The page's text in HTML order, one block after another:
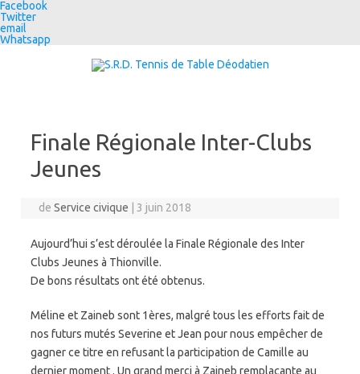
Facebook
Twitter
email
Whatsapp
Finale Régionale Inter-Clubs
Jeunes
deService civique 3 juin 2018
Aujourd’hui s’est déroulée la Finale Régionale des Inter
Clubs Jeunes à Thionville.
De bons résultats ont été obtenus.
Méline et Zaineb sont 1ères, malgré tous les efforts fait de
nos futurs mutés Severine et Jean pour nous empêcher de
gagner ce titre en refusant la participation de Camille au
dernier moment . Un grand merci à Zaineb remplaçante au